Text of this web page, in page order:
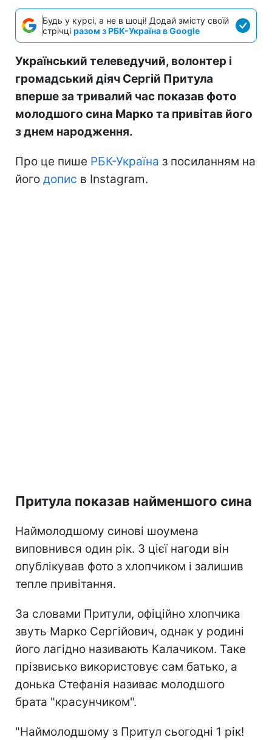
Будь у курсі, а не в шоці! Додай змісту своїй
стрічці разом з РБК-Україна в Google
Український телеведучий, волонтер і
громадський діяч Сергій Притула
вперше за тривалий час показав фото
молодшого сина Марко та привітав його
з днем народження.
Про це пише РБК-Україна з посиланням на
його допис в Instagram.
Притула показав найменшого сина
Наймолодшому синові шоумена
виповнився один рік. З цієї нагоди він
опублікував фото з хлопчиком і залишив
тепле привітання.
За словами Притули, офіційно хлопчика
звуть Марко Сергійович, однак у родині
його лагідно називають Калачиком. Таке
прізвисько використовує сам батько, а
донька Стефанія називає молодшого
брата "красунчиком".
"Наймолодшому з Притул сьогодні 1 рік!